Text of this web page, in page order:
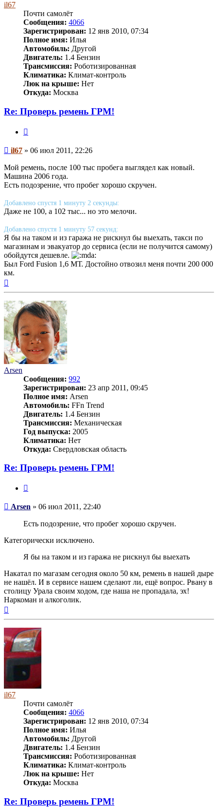
il67
Почти самолёт
Сообщения: 4066
Зарегистрирован: 12 янв 2010, 07:34
Полное имя: Илья
Автомобиль: Другой
Двигатель: 1.4 Бензин
Трансмиссия: Роботизированная
Климатика: Климат-контроль
Люк на крыше: Нет
Откуда: Москва
Re: Проверь ремень ГРМ!
Сообщение
il67 » 06 июл 2011, 22:26
Мой ремень, после 100 тыс пробега выглядел как новый.
Машина 2006 года.
Есть подозрение, что пробег хорошо скручен.
Добавлено спустя 1 минуту 2 секунды:
Даже не 100, а 102 тыс... но это мелочи.
Добавлено спустя 1 минуту 57 секунд:
Я бы на таком и из гаража не рискнул бы выехать, такси по
магазинам и эвакуатор до сервиса (если не получится самому)
обойдутся дешевле.
Был Ford Fusion 1,6 МТ. Достойно отвозил меня почти 200 000
км.
Arsen
Сообщения: 992
Зарегистрирован: 23 апр 2011, 09:45
Полное имя: Arsen
Автомобиль: FFn Trend
Двигатель: 1.4 Бензин
Трансмиссия: Механическая
Год выпуска: 2005
Климатика: Нет
Откуда: Свердловская область
Re: Проверь ремень ГРМ!
Сообщение
Arsen » 06 июл 2011, 22:40
Есть подозрение, что пробег хорошо скручен.
Категорически исключено.
Я бы на таком и из гаража не рискнул бы выехать
Накатал по магазам сегодня около 50 км, ремень в нашей дыре
не нашёл. И в сервисе нашем сделают ли, ещё вопрос. Рвану в
столицу Урала своим ходом, где наша не пропадала, эх!
Наркоман и алкоголик.
il67
Почти самолёт
Сообщения: 4066
Зарегистрирован: 12 янв 2010, 07:34
Полное имя: Илья
Автомобиль: Другой
Двигатель: 1.4 Бензин
Трансмиссия: Роботизированная
Климатика: Климат-контроль
Люк на крыше: Нет
Откуда: Москва
Re: Проверь ремень ГРМ!